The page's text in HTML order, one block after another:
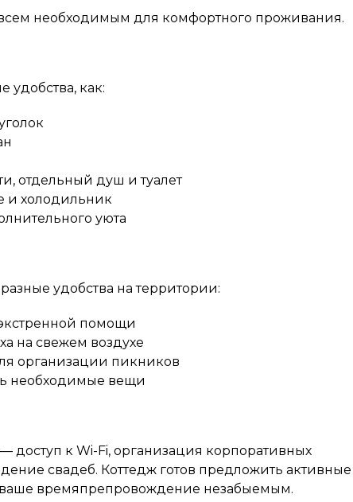
необходимым для комфортного проживания.
удобства, как:
отдельный душ и туалет
и холодильник
уюта
удобства на территории:
помощи
на свежем воздухе
организации пикников
необходимые вещи
доступ к Wi-Fi, организация корпоративных
свадеб. Коттедж готов предложить активные
ваше времяпрепровождение незабыемым.